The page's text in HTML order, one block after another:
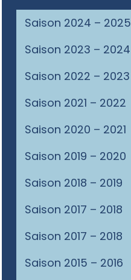
Saison 2024 – 2025
Saison 2023 – 2024
Saison 2022 – 2023
Saison 2021 – 2022
Saison 2020 – 2021
Saison 2019 – 2020
Saison 2018 – 2019
Saison 2017 – 2018
Saison 2017 – 2018
Saison 2015 – 2016